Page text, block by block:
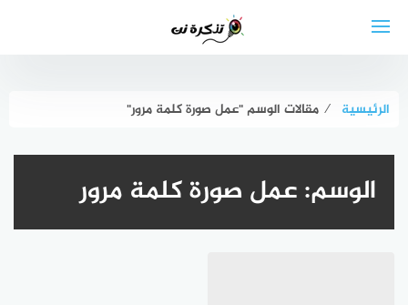
الرئيسية ⁄ مقالات الوسم "عمل صورة كلمة مرور"
الوسم:عمل صورة كلمة مرور